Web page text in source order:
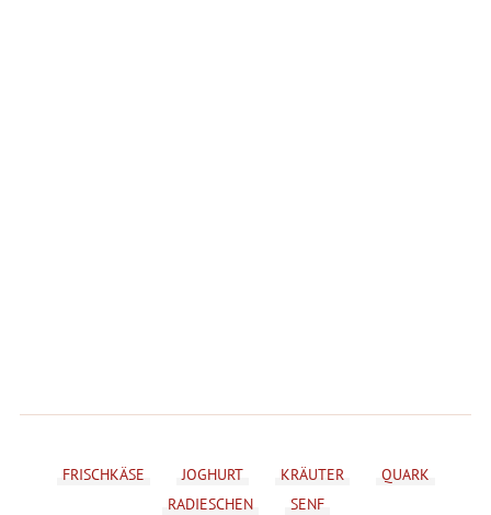
FRISCHKÄSE JOGHURT KRÄUTER
QUARK
RADIESCHEN
SENF